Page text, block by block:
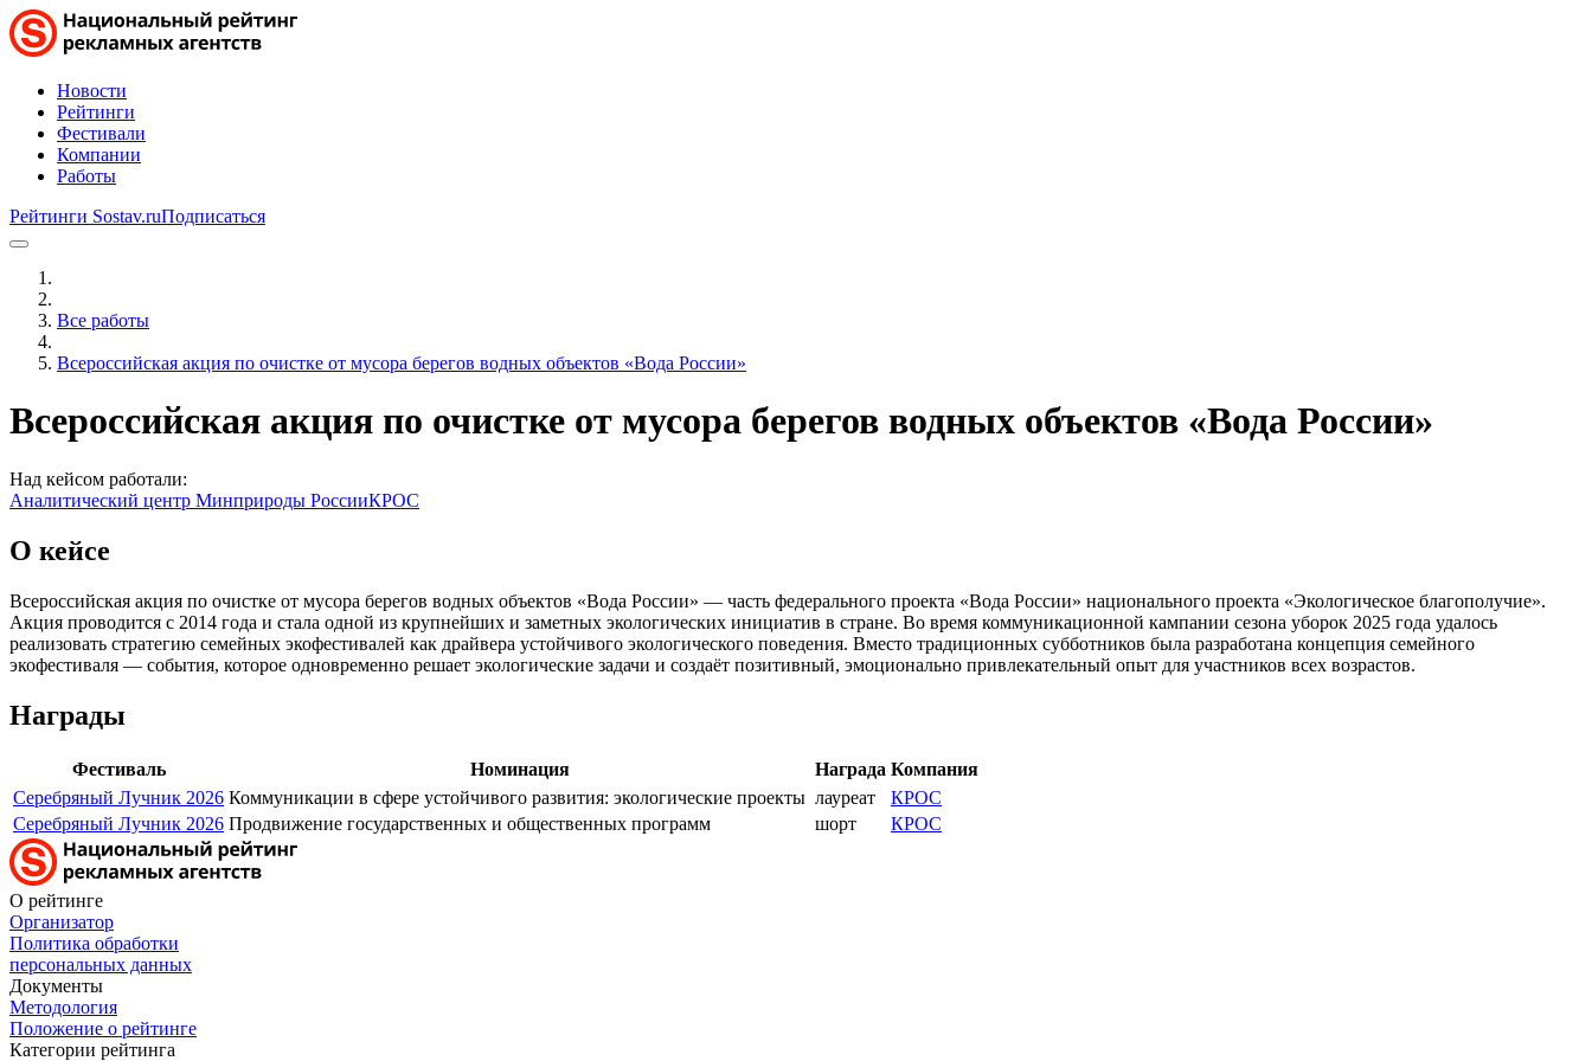
Новости
Рейтинги
Фестивали
Компании
Работы
Рейтинги Sostav.ruПодписаться
Все работы
Всероссийская акция по очистке от мусора берегов водных объектов «Вода России»
Всероссийская акция по очистке от мусора берегов водных объектов «Вода России»
Над кейсом работали:
Аналитический центр Минприроды РоссииКРОС
О кейсе
Всероссийская акция по очистке от мусора берегов водных объектов «Вода России» — часть федерального проекта «Вода России» национального проекта «Экологическое благополучие».
Акция проводится с 2014 года и стала одной из крупнейших и заметных экологических инициатив в стране. Во время коммуникационной кампании сезона уборок 2025 года удалось
реализовать стратегию семейных экофестивалей как драйвера устойчивого экологического поведения. Вместо традиционных субботников была разработана концепция семейного
экофестиваля — события, которое одновременно решает экологические задачи и создаёт позитивный, эмоционально привлекательный опыт для участников всех возрастов.
Награды
Фестиваль Номинация Награда Компания
Серебряный Лучник 2026 Коммуникации в сфере устойчивого развития: экологические проекты лауреат
КРОС
Серебряный Лучник 2026 Продвижение государственных и общественных программ шорт КРОС
О рейтинге
Организатор
Политика обработки
персональных данных
Документы
Методология
Положение о рейтинге
Категории рейтинга